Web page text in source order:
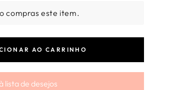
compras este item.
AO CARRINHO
lista de desejos